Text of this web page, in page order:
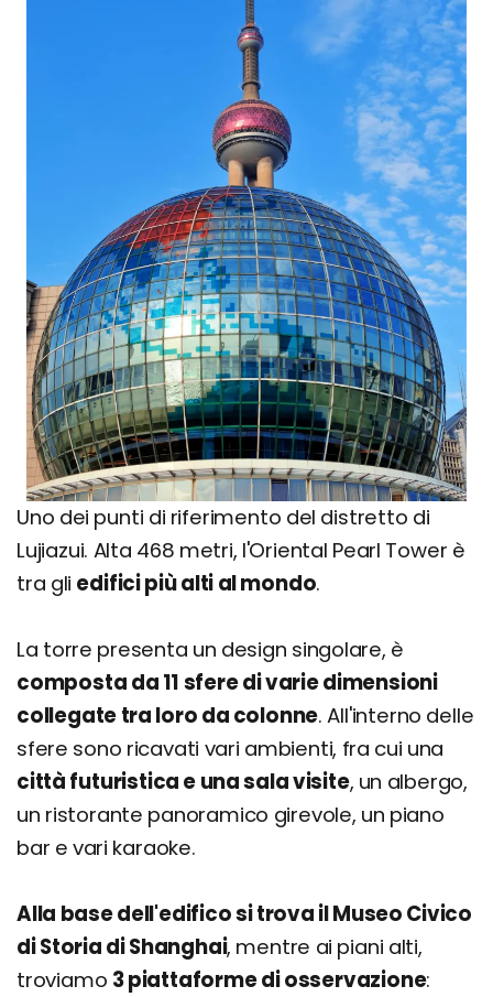
Uno dei punti di riferimento del distretto di
Lujiazui. Alta 468 metri, l'Oriental Pearl Tower è
tra gli edifici più alti al mondo.
La torre presenta un design singolare, è
composta da 11 sfere di varie dimensioni
collegate tra loro da colonne. All'interno delle
sfere sono ricavati vari ambienti, fra cui una
città futuristica e una sala visite, un albergo,
un ristorante panoramico girevole, un piano
bar e vari karaoke.
Alla base dell'edifico si trova il Museo Civico
di Storia di Shanghai, mentre ai piani alti,
troviamo 3 piattaforme di osservazione: